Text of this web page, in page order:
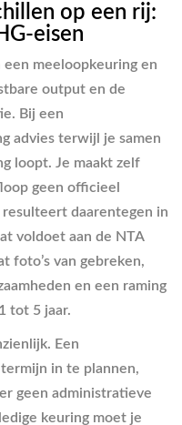
op een rij:
eisen
meeloopkeuring en
output en de
Bij een
advies terwijl je samen
loopt. Je maakt zelf
geen officieel
daarentegen in
voldoet aan de NTA
foto’s van gebreken,
en een raming
tot 5 jaar.
Een
in te plannen,
geen administratieve
keuring moet je